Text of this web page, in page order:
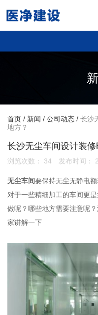
首页 / 新闻 / 公司动态 / 长沙
地方？
长沙无尘车间设计装
浏览次数： 34 发布时间：
无尘车间要保持无尘无静电
对于一些精细加工的车间更
做呢？哪些地方需要注意呢
家讲解一下